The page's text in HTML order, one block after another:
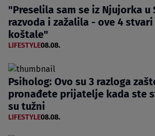
"Preselila sam se iz Njujorka u
razvoda i zažalila - ove 4
koštale"
LIFESTYLE08.08.
Psiholog: Ovo su 3 razloga
pronađete prijatelje kada ste
su tužni
LIFESTYLE08.08.